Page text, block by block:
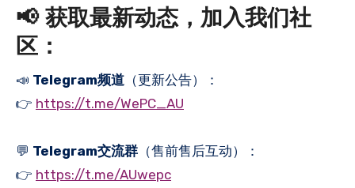
📢 获取最新动态，加入我们社
区：
📣 Telegram频道 （更新公告）：
👉 https://t.me/WePC_AU
💬 Telegram交流群 （售前售后互动）：
👉 https://t.me/AUwepc